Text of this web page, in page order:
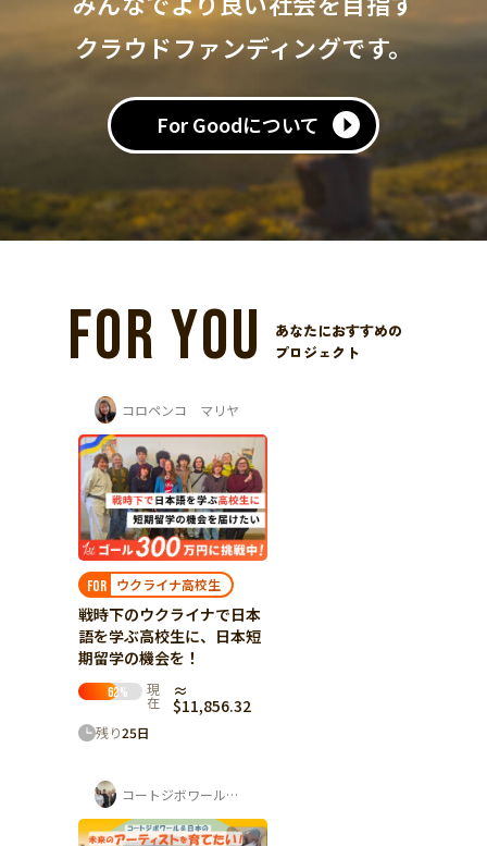
クラウドファンディングです。
For Goodについて
FOR YOU
あなたにおすすめの
プロジェクト
コロペンコ マリヤ
FOR ウクライナ高校生
戦時下のウクライナで日本
語を学ぶ高校生に、日本短
期留学の機会を！
62% 現
在
≈
$11,856.32
残り25日
コートジボワール・日本 子どもアートフェ...